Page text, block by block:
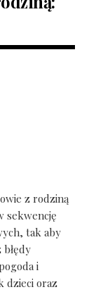
z rodziną
sekwencję
tak aby
i
dzieci oraz